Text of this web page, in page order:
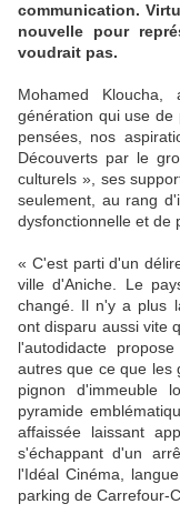
communication.
nouvelle pour
voudrait pas.
Mohamed
génération qui use
pensées, nos
Découverts par le
culturels », ses
seulement, au rang
dysfonctionnelle et de
« C'est parti d'un
ville d'Aniche. Le
changé. Il n'y a plus
ont disparu aussi vite
l'autodidacte
autres que ce que les
pignon d'immeuble
pyramide
affaissée laissant
s'échappant d'un
l'Idéal Cinéma,
parking de Carrefour-